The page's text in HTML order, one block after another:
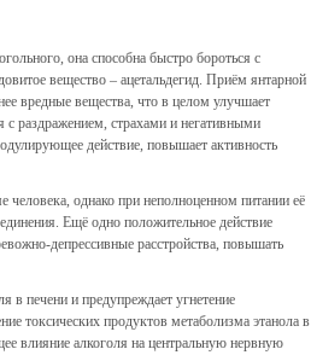
она способна быстро бороться с
вещество – ацетальдегид. Приём янтарной
вредные вещества, что в целом улучшает
с раздражением, страхами и негативными
действие, повышает активность
человека, однако при неполноценном питании её
Ещё одно положительное действие
депрессивные расстройства, повышать
в печени и предупреждает угнетение
токсических продуктов метаболизма этанола в
влияние алкоголя на центральную нервную